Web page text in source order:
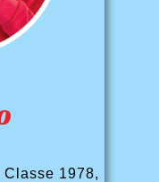
Classe 1978,